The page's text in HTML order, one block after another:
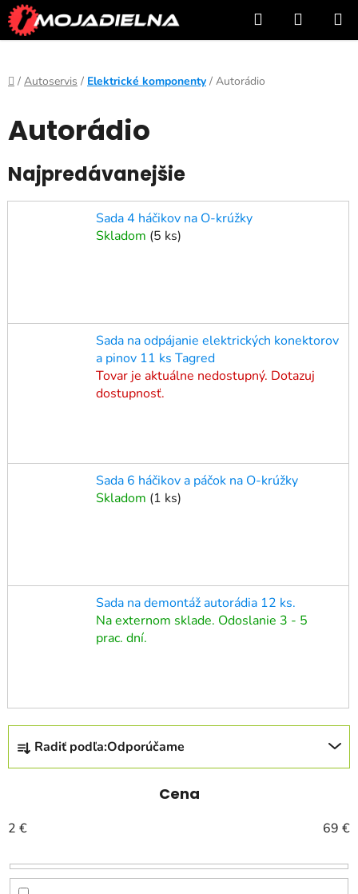
Prejsť
na
obsah
Hľadať
KOŠÍK
Domov
/ Autoservis / Elektrické komponenty / Autorádio
Autorádio
Najpredávanejšie
Sada 4 háčikov na O-krúžky
Skladom (5 ks)
Sada na odpájanie elektrických konektorov
a pinov 11 ks Tagred
Tovar je aktuálne nedostupný. Dotazuj
dostupnosť.
Sada 6 háčikov a páčok na O-krúžky
Skladom (1 ks)
Sada na demontáž autorádia 12 ks.
Na externom sklade. Odoslanie 3 - 5
prac. dní.
R
a
d
n
i
e
p
Radiť podľa:Odporúčame
Cena
2 € 69 €